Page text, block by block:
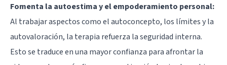
Fomenta la autoestima y el empoderamiento personal:
Al trabajar aspectos como el autoconcepto, los límites y la
autovaloración, la terapia refuerza la seguridad interna.
Esto se traduce en una mayor confianza para afrontar la